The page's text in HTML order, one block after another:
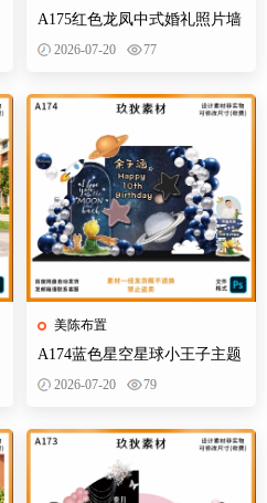
A175红色龙凤中式婚礼照片墙
婚庆迎宾区背景布置效果图KT
2026-07-20 77
美陈布置
A174蓝色星空星球小王子主题
宝宝宴百天十岁生日舞台设计
2026-07-20 79